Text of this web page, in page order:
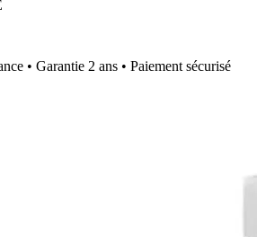
• Garantie 2 ans • Paiement sécurisé